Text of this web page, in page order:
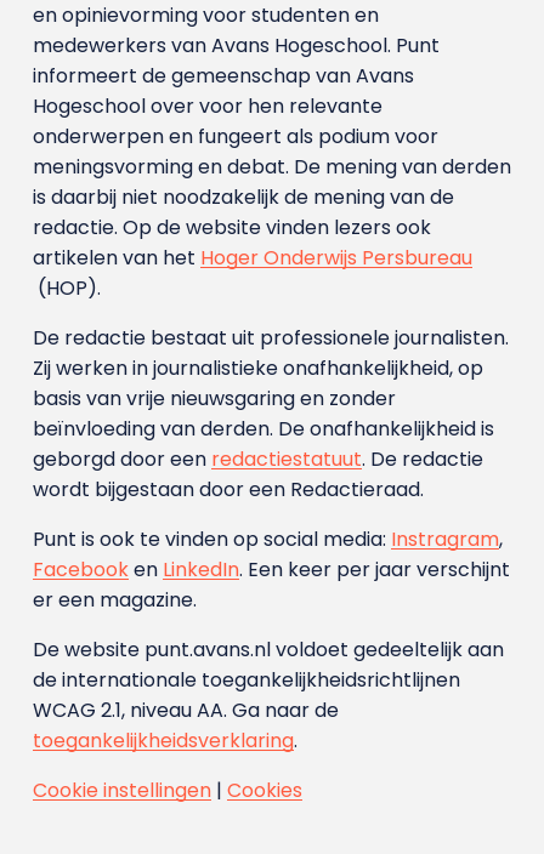
en opinievorming voor studenten en
medewerkers van Avans Hoge­school. Punt
informeert de gemeenschap van Avans
Hogeschool over voor hen relevante
onderwerpen en fungeert als podium voor
meningsvorming en debat. De mening van derden
is daarbij niet noodzakelijk de mening van de
redactie. Op de website vinden lezers ook
artikelen van het Hoger Onderwijs Persbureau
(HOP).
De redactie bestaat uit professionele journalisten.
Zij werken in journalistieke onafhankelijkheid, op
basis van vrije nieuwsgaring en zonder
beïnvloeding van derden. De onafhankelijkheid is
geborgd door een redactiestatuut. De redactie
wordt bijgestaan door een Redactieraad.
Punt is ook te vinden op social media: Instragram,
Facebooken LinkedIn. Een keer per jaar verschijnt
er een magazine.
De website punt.avans.nl voldoet gedeeltelijk aan
de internationale toegankelijkheidsrichtlijnen
WCAG 2.1, niveau AA. Ga naar de
toegankelijkheidsverklaring.
Cookie instellingen| Cookies